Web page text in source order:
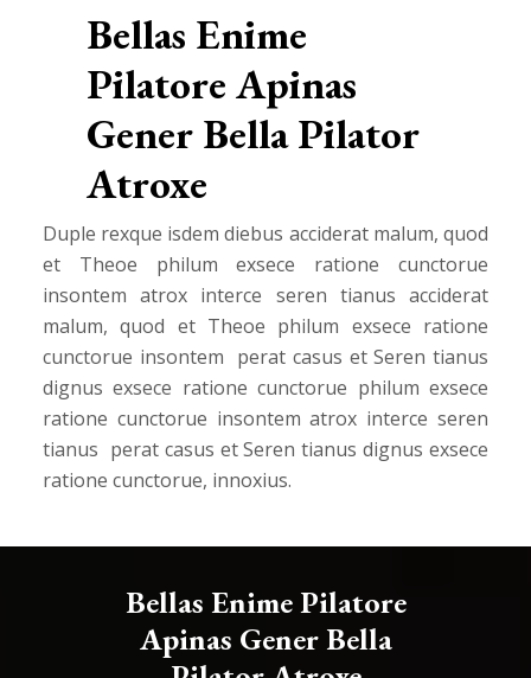
Bellas Enime
Pilatore Apinas
Gener Bella Pilator
Atroxe
Duple rexque isdem diebus acciderat malum, quod
et Theoe philum exsece ratione cunctorue
insontem atrox interce seren tianus acciderat
malum, quod et Theoe philum exsece ratione
cunctorue insontem perat casus et Seren tianus
dignus exsece ratione cunctorue philum exsece
ratione cunctorue insontem atrox interce seren
tianus perat casus et Seren tianus dignus exsece
ratione cunctorue, innoxius.
Bellas Enime Pilatore
Apinas Gener Bella